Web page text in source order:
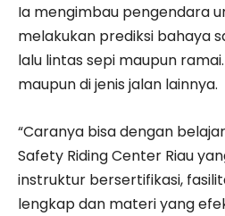
Ia mengimbau pengendara
melakukan prediksi bahaya
lalu lintas sepi maupun
maupun di jenis jalan lainnya.
“Caranya bisa dengan
Safety Riding Center Riau
instruktur bersertifikasi,
lengkap dan materi yang